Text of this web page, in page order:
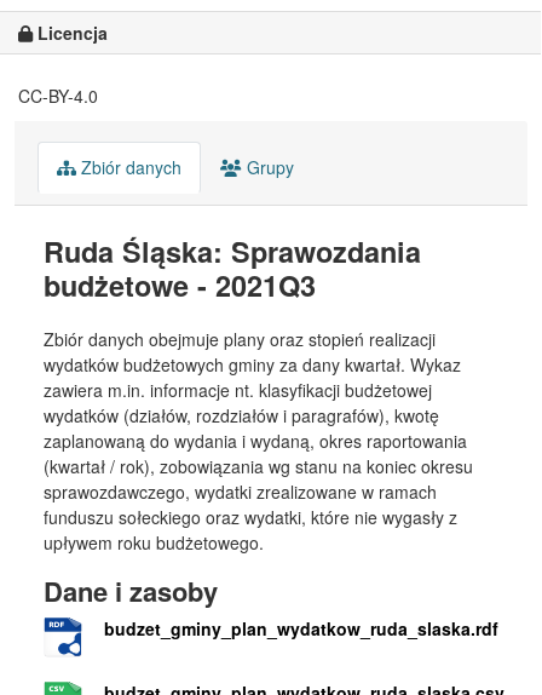
Licencja
CC-BY-4.0
Zbiór danych Grupy
Ruda Śląska: Sprawozdania
budżetowe - 2021Q3
Zbiór danych obejmuje plany oraz stopień realizacji
wydatków budżetowych gminy za dany kwartał. Wykaz
zawiera m.in. informacje nt. klasyfikacji budżetowej
wydatków (działów, rozdziałów i paragrafów), kwotę
zaplanowaną do wydania i wydaną, okres raportowania
(kwartał / rok), zobowiązania wg stanu na koniec okresu
sprawozdawczego, wydatki zrealizowane w ramach
funduszu sołeckiego oraz wydatki, które nie wygasły z
upływem roku budżetowego.
Dane i zasoby
budzet_gminy_plan_wydatkow_ruda_slaska.rdf